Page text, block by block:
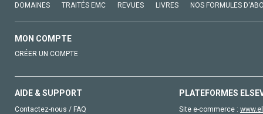
DOMAINES TRAITÉS EMC REVUES LIVRES NOS FORMULES
MON COMPTE
CRÉER UN COMPTE
AIDE & SUPPORT
Contactez-nous / FAQ
PLATEFORMES
Site e-commerce :